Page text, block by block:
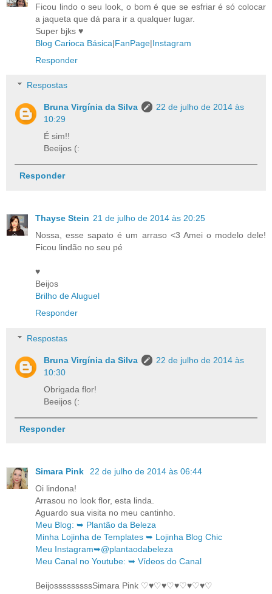
Ficou lindo o seu look, o bom é que se esfriar é só colocar
a jaqueta que dá para ir a qualquer lugar.
Super bjks ♥
Blog Carioca Básica|FanPage|Instagram
Responder
Respostas
Bruna Virgínia da Silva
22 de julho de 2014 às
10:29
É sim!!
Beeijos (:
Responder
Thayse Stein 21 de julho de 2014 às 20:25
Nossa, esse sapato é um arraso <3 Amei o modelo dele!
Ficou lindão no seu pé
♥
Beijos
Brilho de Aluguel
Responder
Respostas
Bruna Virgínia da Silva
22 de julho de 2014 às
10:30
Obrigada flor!
Beeijos (:
Responder
Simara Pink
22 de julho de 2014 às 06:44
Oi lindona!
Arrasou no look flor, esta linda.
Aguardo sua visita no meu cantinho.
Meu Blog: ➥ Plantão da Beleza
Minha Lojinha de Templates ➥ Lojinha Blog Chic
Meu Instagram➥@plantaodabeleza
Meu Canal no Youtube: ➥ Vídeos do Canal
BeijosssssssssSimara Pink ♡♥♡♥♡♥♡♥♡♥♡